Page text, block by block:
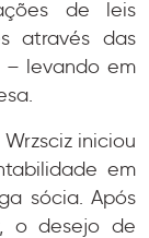
de leis
através das
– levando em
iniciou
em
sócia. Após
o desejo de